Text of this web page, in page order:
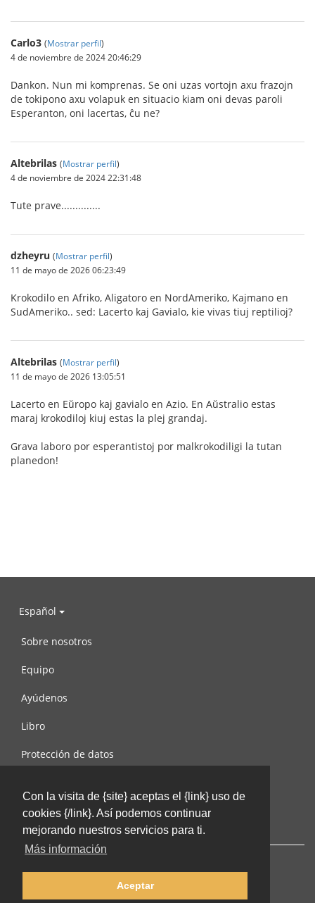
Con la visita de {site} aceptas el {link} uso de
cookies {/link}. Así podemos continuar
mejorando nuestros servicios para ti.
Más información
Aceptar
Carlo3 (Mostrar perfil)
4 de noviembre de 2024 20:46:29
Dankon. Nun mi komprenas. Se oni uzas vortojn axu frazojn
de tokipono axu volapuk en situacio kiam oni devas paroli
Esperanton, oni lacertas, ĉu ne?
Altebrilas (Mostrar perfil)
4 de noviembre de 2024 22:31:48
Tute prave..............
dzheyru (Mostrar perfil)
11 de mayo de 2026 06:23:49
Krokodilo en Afriko, Aligatoro en NordAmeriko, Kajmano en
SudAmeriko.. sed: Lacerto kaj Gavialo, kie vivas tiuj reptilioj?
Altebrilas (Mostrar perfil)
11 de mayo de 2026 13:05:51
Lacerto en Eŭropo kaj gavialo en Azio. En Aŭstralio estas
maraj krokodiloj kiuj estas la plej grandaj.
Grava laboro por esperantistoj por malkrokodiligi la tutan
planedon!
Español
Sobre nosotros
Equipo
Ayúdenos
Libro
Protección de datos
Contáctenos